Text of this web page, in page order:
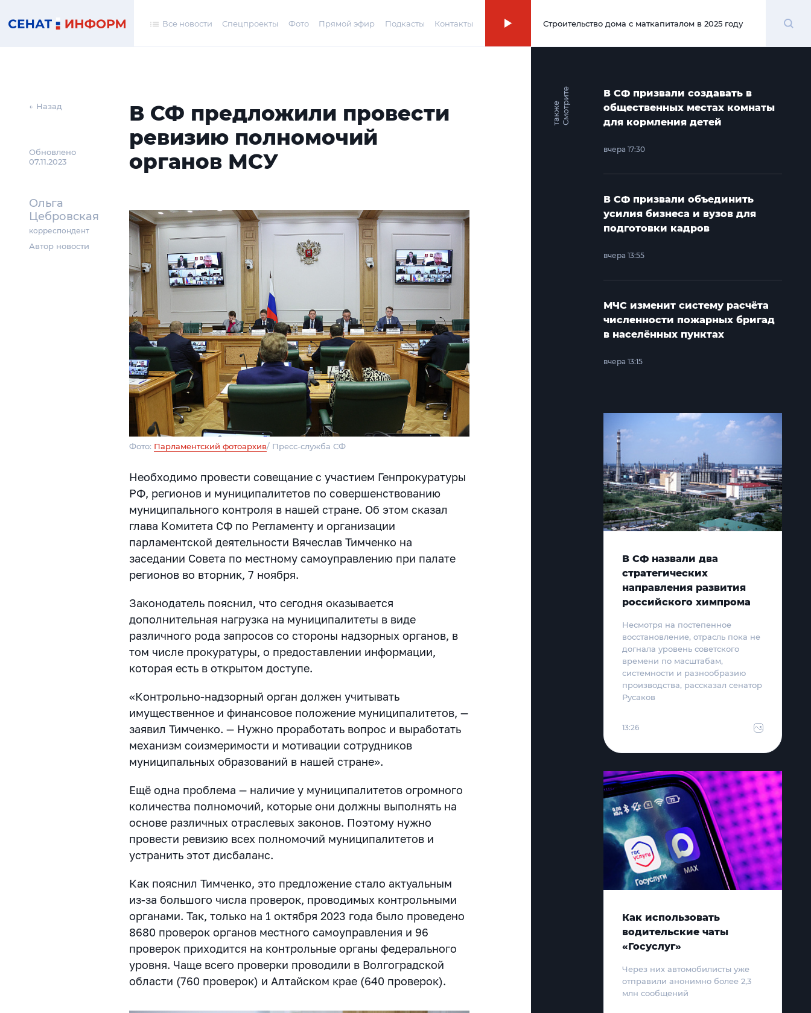
Все новости Спецпроекты Фото Прямой эфир Подкасты Контакты 00:00
Строительство дома с маткапиталом в 2025 году
← Назад
Обновлено
07.11.2023
Ольга
Цебровская
корреспондент
Автор новости
В СФ предложили провести
ревизию полномочий
органов МСУ
Фото: Парламентский фотоархив/ Пресс-служба СФ
Необходимо провести совещание с участием Генпрокуратуры
РФ, регионов и муниципалитетов по совершенствованию
муниципального контроля в нашей стране. Об этом сказал
глава Комитета СФ по Регламенту и организации
парламентской деятельности Вячеслав Тимченко на
заседании Совета по местному самоуправлению при палате
регионов во вторник, 7 ноября.
Законодатель пояснил, что сегодня оказывается
дополнительная нагрузка на муниципалитеты в виде
различного рода запросов со стороны надзорных органов, в
том числе прокуратуры, о предоставлении информации,
которая есть в открытом доступе.
«Контрольно-надзорный орган должен учитывать
имущественное и финансовое положение муниципалитетов, —
заявил Тимченко. — Нужно проработать вопрос и выработать
механизм соизмеримости и мотивации сотрудников
муниципальных образований в нашей стране».
Ещё одна проблема — наличие у муниципалитетов огромного
количества полномочий, которые они должны выполнять на
основе различных отраслевых законов. Поэтому нужно
провести ревизию всех полномочий муниципалитетов и
устранить этот дисбаланс.
Как пояснил Тимченко, это предложение стало актуальным
из-за большого числа проверок, проводимых контрольными
органами. Так, только на 1 октября 2023 года было проведено
8680 проверок органов местного самоуправления и 96
проверок приходится на контрольные органы федерального
уровня. Чаще всего проверки проводили в Волгоградской
области (760 проверок) и Алтайском крае (640 проверок).
С
м
о
т
р и
т
е
т
а
к
ж
е
В СФ призвали создавать в
общественных местах комнаты
для кормления детей
вчера 17:30
В СФ призвали объединить
усилия бизнеса и вузов для
подготовки кадров
вчера 13:55
МЧС изменит систему расчёта
численности пожарных бригад
в населённых пунктах
вчера 13:15
В СФ назвали два
стратегических
направления развития
российского химпрома
Несмотря на постепенное
восстановление, отрасль пока не
догнала уровень советского
времени по масштабам,
системности и разнообразию
производства, рассказал сенатор
Русаков
13:26
Как использовать
водительские чаты
«Госуслуг»
Через них автомобилисты уже
отправили анонимно более 2,3
млн сообщений